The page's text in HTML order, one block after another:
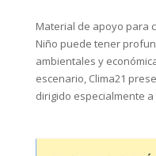
Material de apoyo para
Niño puede tener
ambientales y
escenario, Clima21
dirigido especialmente